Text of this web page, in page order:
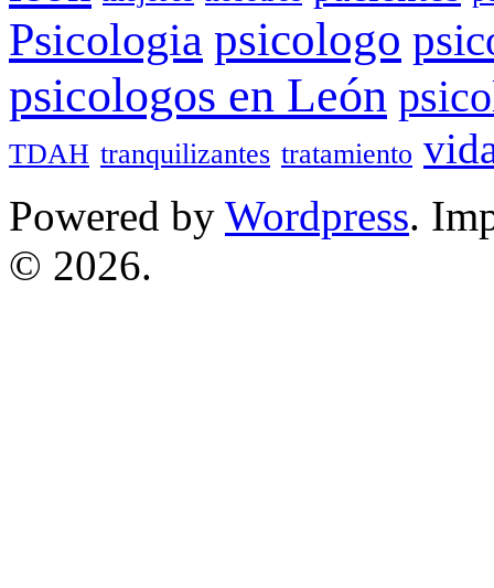
Psicologia psicologo
psicologos en León
TDAH tranquilizantes tratamiento
Powered by Wordpress.
© 2026.